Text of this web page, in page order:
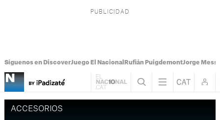
Síguenos en DiscoverJuego El Nacional Rufián PuigdemontJorge Messi
ACCESORIOS